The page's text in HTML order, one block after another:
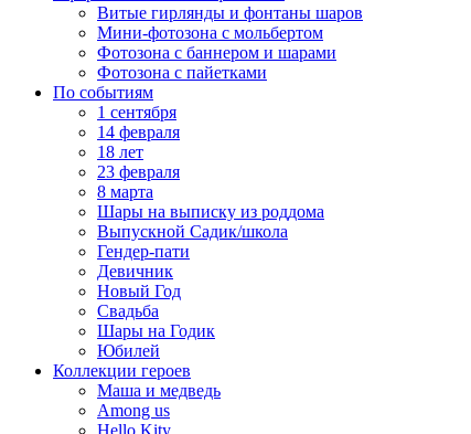
Витые гирлянды и фонтаны шаров
Мини-фотозона с мольбертом
Фотозона с баннером и шарами
Фотозона с пайетками
По событиям
1 сентября
14 февраля
18 лет
23 февраля
8 марта
Шары на выписку из роддома
Выпускной Садик/школа
Гендер-пати
Девичник
Новый Год
Свадьба
Шары на Годик
Юбилей
Коллекции героев
Маша и медведь
Among us
Hello Kity